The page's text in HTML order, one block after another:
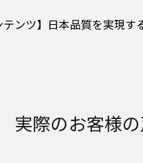
テンツ】日本品質を実現す
実際のお客様